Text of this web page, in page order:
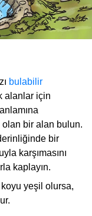
bulabilir
alanlar için
olan bir alan bulun.
bir
karşımasını
kaplayın.
yeşil olursa,